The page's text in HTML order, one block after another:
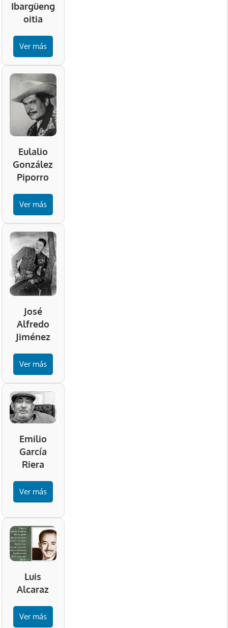
Ibargüeng
oitia
Ver más
Eulalio
González
Piporro
Ver más
José
Alfredo
Jiménez
Ver más
Emilio
García
Riera
Ver más
Luis
Alcaraz
Ver más